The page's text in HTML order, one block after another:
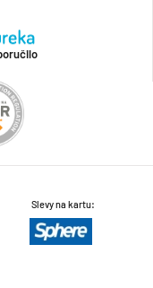
Slevy na kartu: